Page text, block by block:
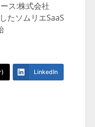
ス:株式会社
たソムリエSaaS
LinkedIn